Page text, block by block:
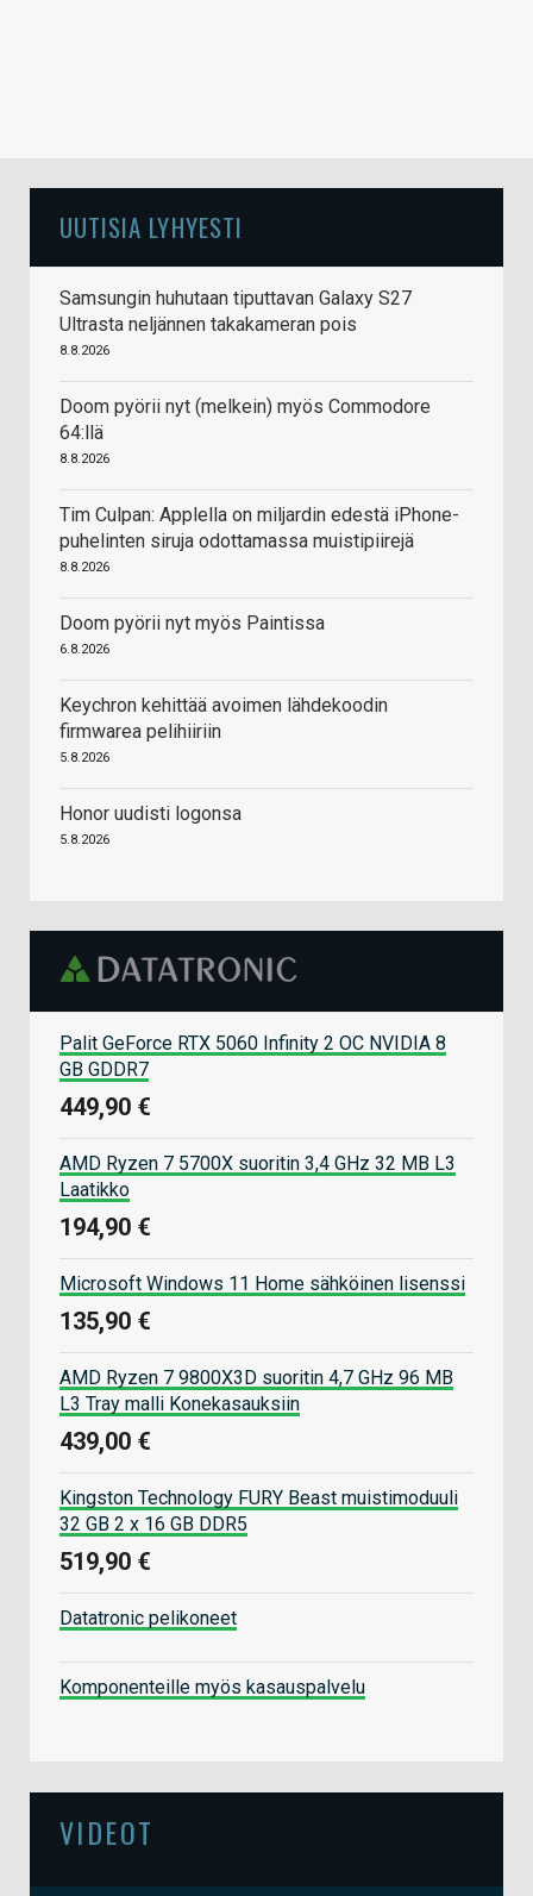
UUTISIA LYHYESTI
Samsungin huhutaan tiputtavan Galaxy S27
Ultrasta neljännen takakameran pois
8.8.2026
Doom pyörii nyt (melkein) myös Commodore
64:llä
8.8.2026
Tim Culpan: Applella on miljardin edestä iPhone-
puhelinten siruja odottamassa muistipiirejä
8.8.2026
Doom pyörii nyt myös Paintissa
6.8.2026
Keychron kehittää avoimen lähdekoodin
firmwarea pelihiiriin
5.8.2026
Honor uudisti logonsa
5.8.2026
Palit GeForce RTX 5060 Infinity 2 OC NVIDIA 8
GB GDDR7
449,90 €
AMD Ryzen 7 5700X suoritin 3,4 GHz 32 MB L3
Laatikko
194,90 €
Microsoft Windows 11 Home sähköinen lisenssi
135,90 €
AMD Ryzen 7 9800X3D suoritin 4,7 GHz 96 MB
L3 Tray malli Konekasauksiin
439,00 €
Kingston Technology FURY Beast muistimoduuli
32 GB 2 x 16 GB DDR5
519,90 €
Datatronic pelikoneet
Komponenteille myös kasauspalvelu
VIDEOT